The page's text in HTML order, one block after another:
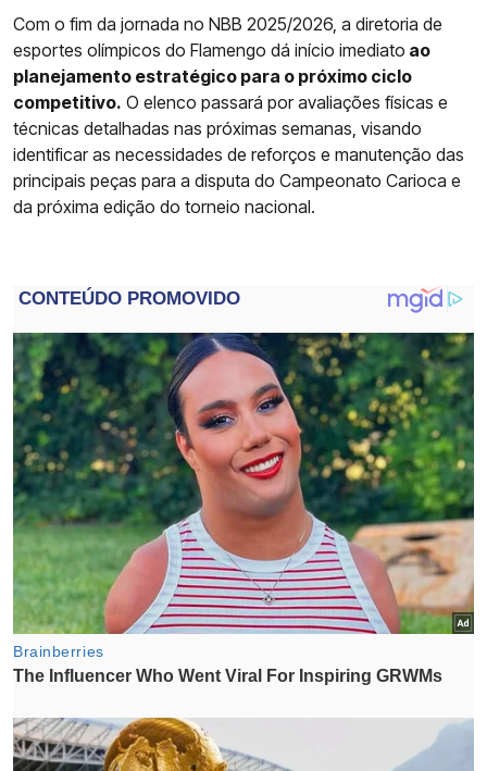
Com o fim da jornada no NBB 2025/2026, a diretoria de
esportes olímpicos do Flamengo dá início imediato ao
planejamento estratégico para o próximo ciclo
competitivo. O elenco passará por avaliações físicas e
técnicas detalhadas nas próximas semanas, visando
identificar as necessidades de reforços e manutenção das
principais peças para a disputa do Campeonato Carioca e
da próxima edição do torneio nacional.